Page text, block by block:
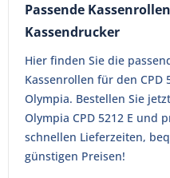
Passende
Kassendrucker
Hier finden Sie die
Kassenrollen für den CPD
Olympia. Bestellen Sie
Olympia CPD 5212 E und
schnellen Lieferzeiten,
günstigen Preisen!